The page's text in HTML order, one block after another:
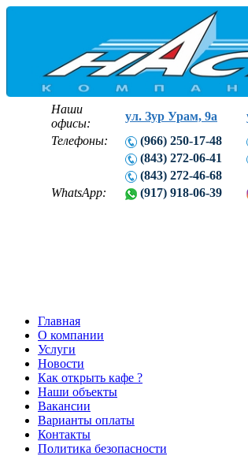
Наши
офисы:
ул. Зур Урам, 9а
Телефоны:
(966) 250-17-48
(843) 272-06-41
(843) 272-46-68
WhatsApp:
(917) 918-06-39
Главная
О компании
Услуги
Новости
Как открыть кафе ?
Наши объекты
Вакансии
Варианты оплаты
Контакты
Политика безопасности